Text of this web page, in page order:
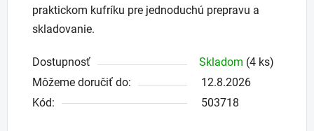
praktickom kufríku pre jednoduchú prepravu a
skladovanie.
Dostupnosť Skladom (4 ks)
Môžeme doručiť do:
12.8.2026
Kód:
503718